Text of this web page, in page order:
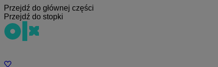
Przejdź do głównej części
Przejdź do stopki